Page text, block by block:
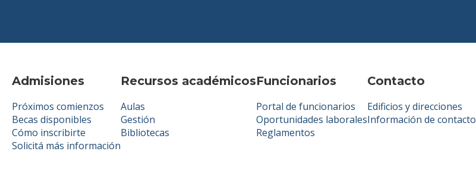
Admisiones
Próximos comienzos
Becas disponibles
Cómo inscribirte
Solicitá más información
Recursos académicos
Aulas
Gestión
Bibliotecas
Funcionarios
Portal de funcionarios
Oportunidades laborales
Reglamentos
Contacto
Edificios y direcciones
Información de contacto